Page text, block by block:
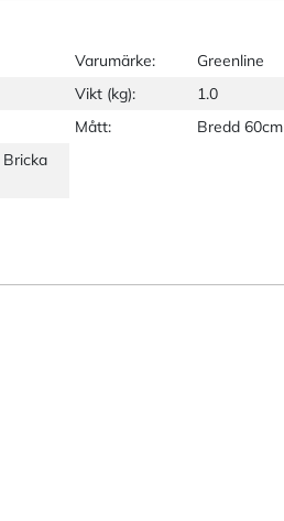
Varumärke:
Greenline
Vikt (kg):
1.0
Mått:
Bredd 60cm